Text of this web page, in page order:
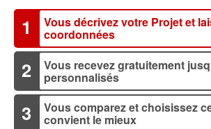
1 Vous décrivez votre Projet et
coordonnées
2 Vous recevez gratuitement
personnalisés
3 Vous comparez et choisissez
convient le mieux